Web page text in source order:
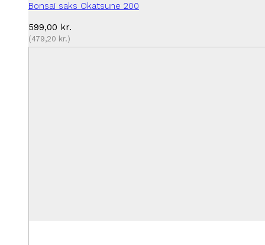
Bonsai saks Okatsune 200
599,00 kr.
(479,20 kr.)